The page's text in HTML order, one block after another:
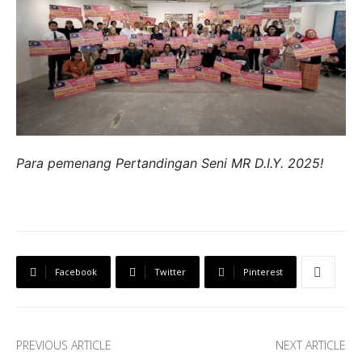
Para pemenang Pertandingan Seni MR D.I.Y. 2025!
Facebook Twitter Pinterest
PREVIOUS ARTICLE NEXT ARTICLE